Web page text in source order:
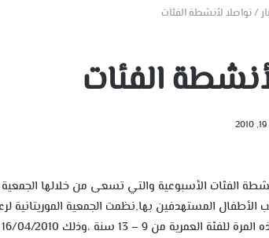
/تواصلا لأنشطة الفئات
الفئات
الفئات الأسبوعية والتي تسعى من خلالها
المستهدفين بها,نظمت الجمعية الموريتانية